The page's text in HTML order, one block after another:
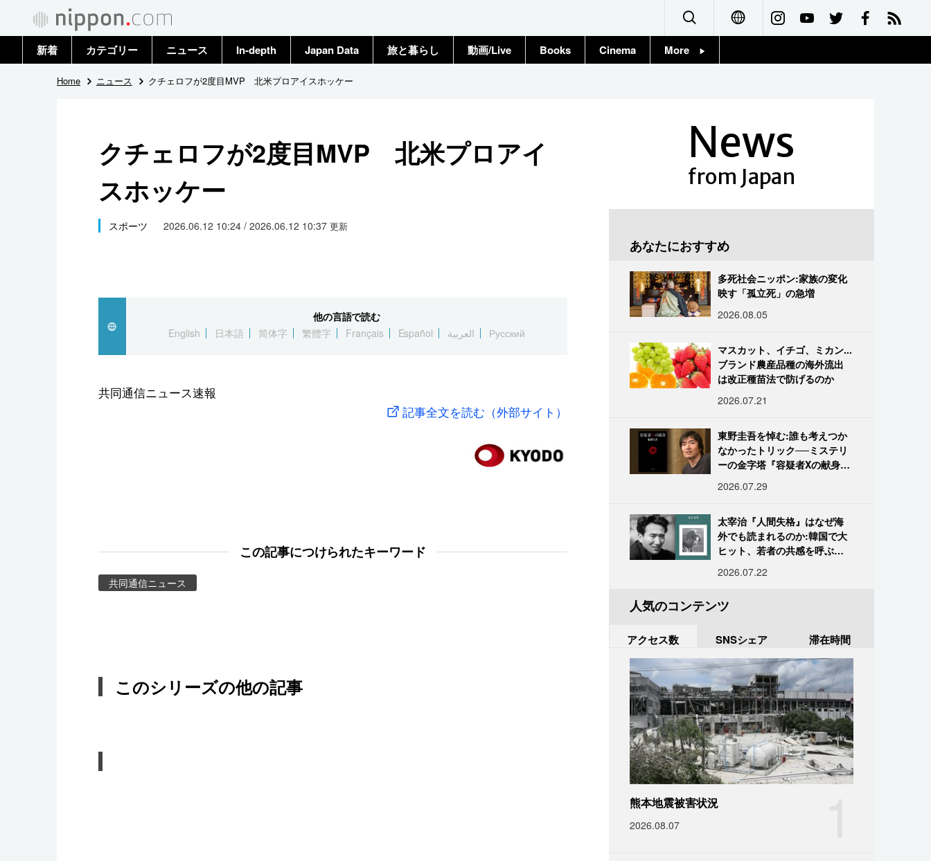
Français
新着 カテゴリー
政治・外交
国際
社会
文化
スポーツ・東京2020
ニュース
トップ
In-depth Japan Data 旅と暮らし 動画/Live Books Cinema More
Home ニュース クチェロフが2度目MVP 北米プロアイスホッケー
クチェロフが2度目MVP 北米プロアイ
スホッケー
スポーツ 2026.06.12 10:24 / 2026.06.12 10:37 更新
他の言語で読む
English
日本語 简体字 繁體字 Français Español العربية Русский
共同通信ニュース速報
記事全文を読む（外部サイト）
この記事につけられたキーワード
共同通信ニュース
このシリーズの他の記事
News
from Japan
あなたにおすすめ
多死社会ニッポン:家族の変化
映す「孤立死」の急増
2026.08.05
マスカット、イチゴ、ミカン...
ブランド農産品種の海外流出
は改正種苗法で防げるのか
2026.07.21
東野圭吾を悼む:誰も考えつか
なかったトリック──ミステリ
ーの金字塔『容疑者Xの献身』
2026.07.29
太宰治『人間失格』はなぜ海
外でも読まれるのか:韓国で大
ヒット、若者の共感を呼ぶ
2026.07.22
人気のコンテンツ
アクセス数 SNSシェア 滞在時間
熊本地震被害状況
2026.08.07